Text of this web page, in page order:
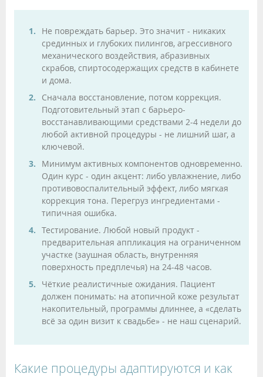
Не повреждать барьер. Это значит - никаких
срединных и глубоких пилингов, агрессивного
механического воздействия, абразивных
скрабов, спиртосодержащих средств в кабинете
и дома.
Сначала восстановление, потом коррекция.
Подготовительный этап с барьеро-
восстанавливающими средствами 2-4 недели до
любой активной процедуры - не лишний шаг, а
ключевой.
Минимум активных компонентов одновременно.
Один курс - один акцент: либо увлажнение, либо
противовоспалительный эффект, либо мягкая
коррекция тона. Перегруз ингредиентами -
типичная ошибка.
Тестирование. Любой новый продукт -
предварительная аппликация на ограниченном
участке (заушная область, внутренняя
поверхность предплечья) на 24-48 часов.
Чёткие реалистичные ожидания. Пациент
должен понимать: на атопичной коже результат
накопительный, программы длиннее, а «сделать
всё за один визит к свадьбе» - не наш сценарий.
Какие процедуры адаптируются и как